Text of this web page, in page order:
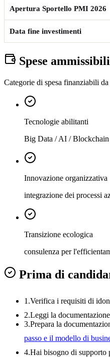
Apertura Sportello PMI 2026
Data fine investimenti
Spese ammissibili
Categorie di spesa finanziabili da
Tecnologie abilitanti
Big Data / AI /
Innovazione organizzativa
integrazione dei processi
Transizione ecologica
consulenza per
Prima di
1.Verifica i requisiti di
2.Leggi la
3.Prepara la
passo e il modello di
4.Hai bisogno di supporto